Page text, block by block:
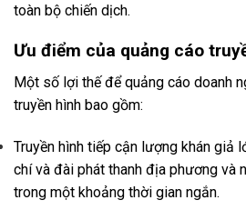
toàn bộ chiến dịch.
Ưu điểm của quảng cáo
Một số lợi thế để quảng cáo doanh
truyền hình bao gồm:
Truyền hình tiếp cận lượng khán giả
chí và đài phát thanh địa phương và
trong một khoảng thời gian ngắn.